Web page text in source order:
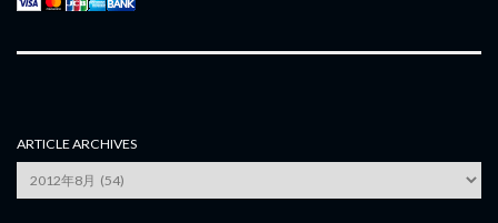
ARTICLE ARCHIVES
Article
Archives